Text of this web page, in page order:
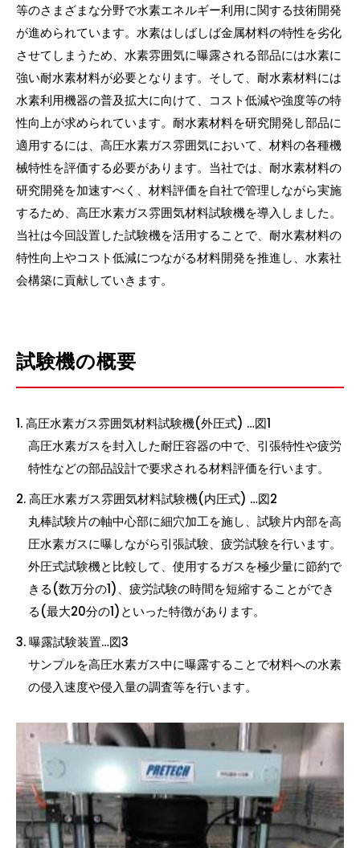
等のさまざまな分野で水素エネルギー利用に関する技術開発
が進められています。水素はしばしば金属材料の特性を劣化
させてしまうため、水素雰囲気に曝露される部品には水素に
強い耐水素材料が必要となります。そして、耐水素材料には
水素利用機器の普及拡大に向けて、コスト低減や強度等の特
性向上が求められています。耐水素材料を研究開発し部品に
適用するには、高圧水素ガス雰囲気において、材料の各種機
械特性を評価する必要があります。当社では、耐水素材料の
研究開発を加速すべく、材料評価を自社で管理しながら実施
するため、高圧水素ガス雰囲気材料試験機を導入しました。
当社は今回設置した試験機を活用することで、耐水素材料の
特性向上やコスト低減につながる材料開発を推進し、水素社
会構築に貢献していきます。
試験機の概要
高圧水素ガス雰囲気材料試験機(外圧式) …図1
高圧水素ガスを封入した耐圧容器の中で、引張特性や疲労
特性などの部品設計で要求される材料評価を行います。
高圧水素ガス雰囲気材料試験機(内圧式) …図2
丸棒試験片の軸中心部に細穴加工を施し、試験片内部を高
圧水素ガスに曝しながら引張試験、疲労試験を行います。
外圧式試験機と比較して、使用するガスを極少量に節約で
きる(数万分の1)、疲労試験の時間を短縮することができ
る(最大20分の1)といった特徴があります。
曝露試験装置…図3
サンプルを高圧水素ガス中に曝露することで材料への水素
の侵入速度や侵入量の調査等を行います。